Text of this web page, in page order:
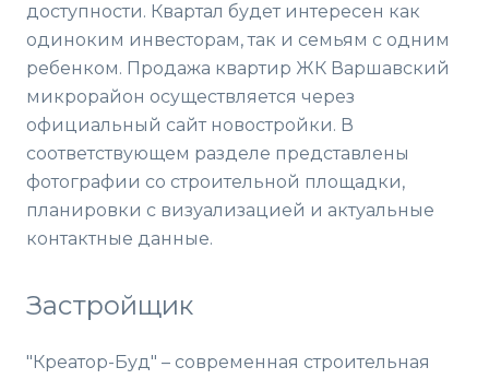
доступности. Квартал будет интересен как
одиноким инвесторам, так и семьям с одним
ребенком. Продажа квартир ЖК Варшавский
микрорайон осуществляется через
официальный сайт новостройки. В
соответствующем разделе представлены
фотографии со строительной площадки,
планировки с визуализацией и актуальные
контактные данные.
Застройщик
"Креатор-Буд" – современная строительная